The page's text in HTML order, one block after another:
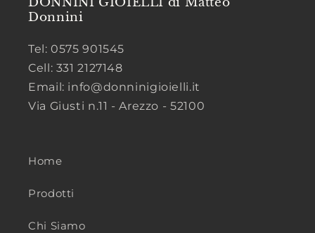
Donnini
Tel: 0575 901545
Cell: 331 2127148
Email: info@donninigioielli.it
Via Giusti n.11 - Arezzo - 52100
Home
Prodotti
Chi Siamo